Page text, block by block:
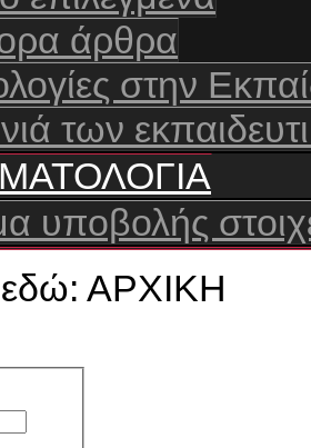
άρθρα
στην
των
υποβολής
ΑΡΧΙΚΗ